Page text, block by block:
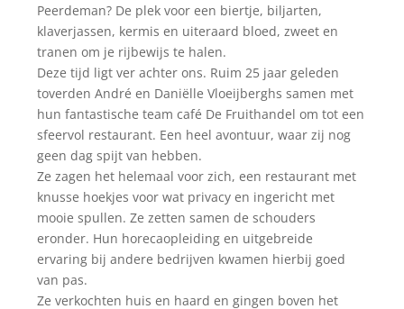
Peerdeman? De plek voor een biertje, biljarten,
klaverjassen, kermis en uiteraard bloed, zweet en
tranen om je rijbewijs te halen.
Deze tijd ligt ver achter ons. Ruim 25 jaar geleden
toverden André en Daniëlle Vloeijberghs samen met
hun fantastische team café De Fruithandel om tot een
sfeervol restaurant. Een heel avontuur, waar zij nog
geen dag spijt van hebben.
Ze zagen het helemaal voor zich, een restaurant met
knusse hoekjes voor wat privacy en ingericht met
mooie spullen. Ze zetten samen de schouders
eronder. Hun horecaopleiding en uitgebreide
ervaring bij andere bedrijven kwamen hierbij goed
van pas.
Ze verkochten huis en haard en gingen boven het